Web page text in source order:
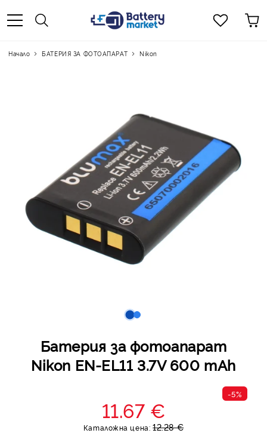
Начало БАТЕРИЯ ЗА ФОТОАПАРАТ Nikon
Батерия за фотоапарат
Nikon EN-EL11 3.7V 600 mAh
-5%
11.67 €
Каталожна цена: 12.28 €